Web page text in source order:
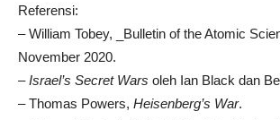
Referensi:
– William Tobey, _Bulletin of the Atomic
November 2020.
–Israel’s Secret Wars oleh Ian Black dan
– Thomas Powers, Heisenberg’s War.